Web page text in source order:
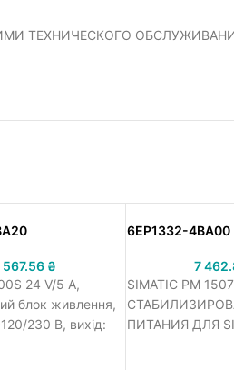
ТЕХНИЧЕСКОГО
567.56 ₴
24 V/5 A,
блок живлення,
230 В, вихід:
6EP1332-4BA00
7
SIMATIC PM
ПИТАНИЯ ДЛЯ